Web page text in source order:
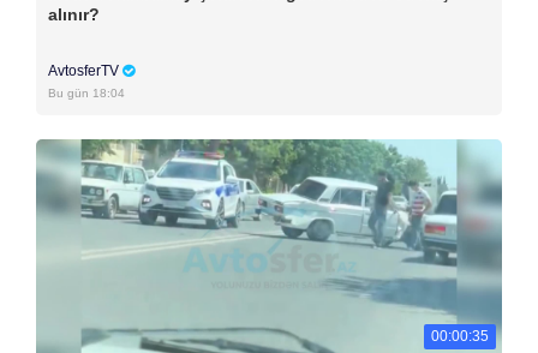
alınır?
AvtosferTV
Bu gün 18:04
00:00:35